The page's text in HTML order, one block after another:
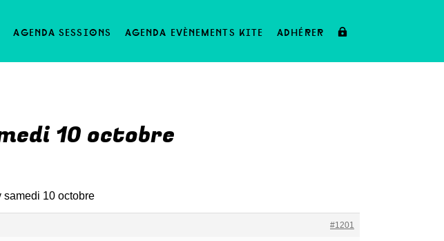
agenda sessions agenda evènements kite adhérer
10 octobre
samedi 10 octobre
#1201